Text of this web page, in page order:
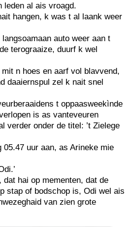
leden al ais vroagd.
hangen, k was t al laank weer
auto weer aan t
terograaize, duurf k wel
mit n hoes en aarf vol blavvend,
daaiernspul zel k nait snel
t oppaasweekìnde
is as vanteveuren
verder onder de titel: ’t Zielege
uur aan, as Arineke mie
hai op mementen, dat de
stap of bodschop is, Odi wel ais
van zien grote